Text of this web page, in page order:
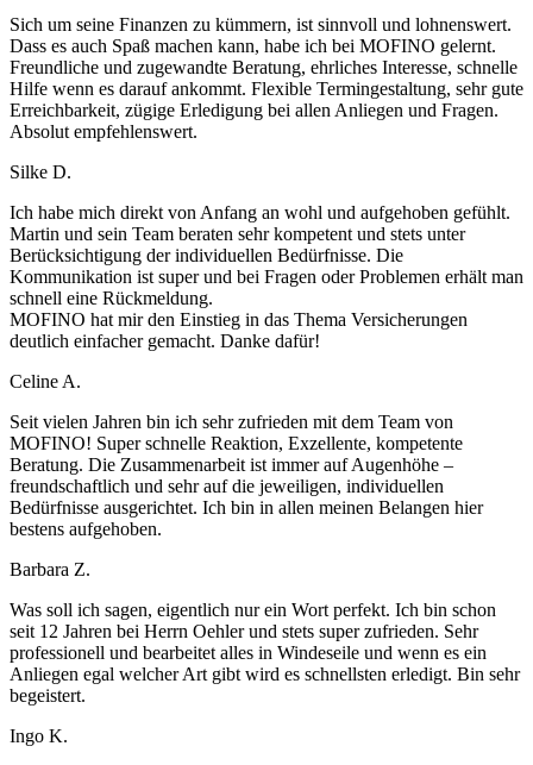
Sich um seine Finanzen zu kümmern, ist sinnvoll und lohnenswert.
Dass es auch Spaß machen kann, habe ich bei MOFINO gelernt.
Freundliche und zugewandte Beratung, ehrliches Interesse, schnelle
Hilfe wenn es darauf ankommt. Flexible Termingestaltung, sehr gute
Erreichbarkeit, zügige Erledigung bei allen Anliegen und Fragen.
Absolut empfehlenswert.
Silke D.
Ich habe mich direkt von Anfang an wohl und aufgehoben gefühlt.
Martin und sein Team beraten sehr kompetent und stets unter
Berücksichtigung der individuellen Bedürfnisse. Die
Kommunikation ist super und bei Fragen oder Problemen erhält man
schnell eine Rückmeldung.
MOFINO hat mir den Einstieg in das Thema Versicherungen
deutlich einfacher gemacht. Danke dafür!
Celine A.
Seit vielen Jahren bin ich sehr zufrieden mit dem Team von
MOFINO! Super schnelle Reaktion, Exzellente, kompetente
Beratung. Die Zusammenarbeit ist immer auf Augenhöhe –
freundschaftlich und sehr auf die jeweiligen, individuellen
Bedürfnisse ausgerichtet. Ich bin in allen meinen Belangen hier
bestens aufgehoben.
Barbara Z.
Was soll ich sagen, eigentlich nur ein Wort perfekt. Ich bin schon
seit 12 Jahren bei Herrn Oehler und stets super zufrieden. Sehr
professionell und bearbeitet alles in Windeseile und wenn es ein
Anliegen egal welcher Art gibt wird es schnellsten erledigt. Bin sehr
begeistert.
Ingo K.